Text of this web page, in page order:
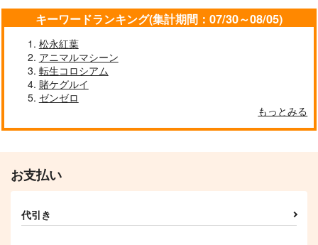
作品詳細 作品詳細 作品詳細
綺麗
玉結び協会
m.m.m.
カドック・ゼムルプス
藤丸立香（ぐだ男）
サンプル
PONZOOM
1,100円
FGOごちゃまぜ本 5
藤丸立香
キーワードランキング(集計期間：07/30～08/05)
松永紅葉
アニマルマシーン
転生コロシアム
賭ケグルイ
ゼンゼロ
もっとみる
お支払い
代引き